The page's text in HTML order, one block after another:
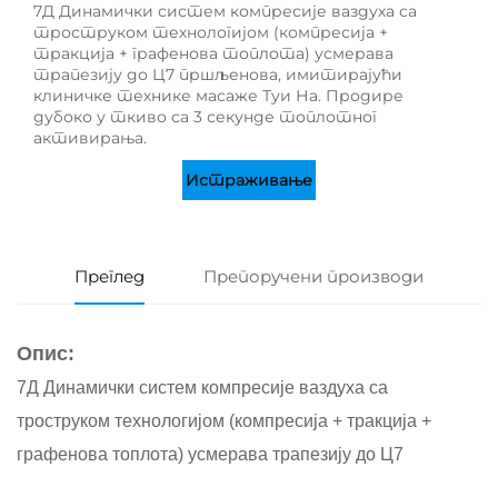
7Д Динамички систем компресије ваздуха са
троструком технологијом (компресија +
тракција + графенова топлота) усмерава
трапезију до Ц7 пршљенова, имитирајући
клиничке технике масаже Туи На. Продире
дубоко у ткиво са 3 секунде топлотног
активирања.
Истраживање
Преглед Препоручени производи
Опис:
7Д Динамички систем компресије ваздуха са
троструком технологијом (компресија + тракција +
графенова топлота) усмерава трапезију до Ц7